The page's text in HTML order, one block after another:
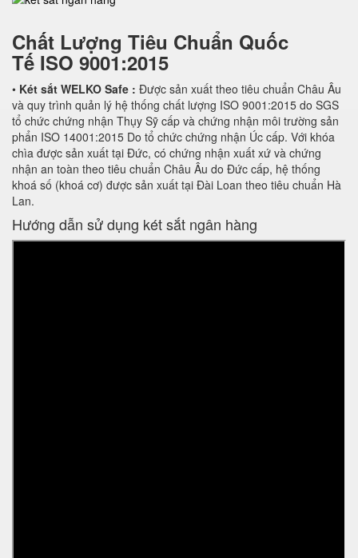
Chất Lượng Tiêu Chuẩn Quốc
Tế ISO 9001:2015
• Két sắt WELKO Safe : Được sản xuất theo tiêu chuẩn Châu Âu
và quy trình quản lý hệ thống chất lượng ISO 9001:2015 do SGS
tổ chức chứng nhận Thụy Sỹ cấp và chứng nhận môi trường sản
phẩn ISO 14001:2015 Do tổ chức chứng nhận Úc cấp. Với khóa
chìa được sản xuất tại Đức, có chứng nhận xuất xứ và chứng
nhận an toàn theo tiêu chuẩn Châu Âu do Đức cấp, hệ thống
khoá số (khoá cơ) được sản xuất tại Đài Loan theo tiêu chuẩn Hà
Lan.
Hướng dẫn sử dụng két sắt ngân hàng